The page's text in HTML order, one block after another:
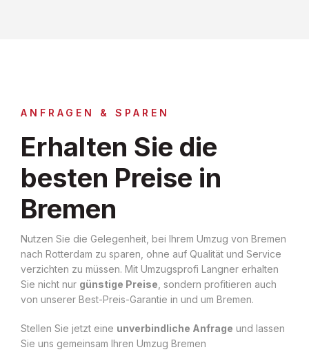
ANFRAGEN & SPAREN
Erhalten Sie die
besten Preise in
Bremen
Nutzen Sie die Gelegenheit, bei Ihrem Umzug von Bremen
nach Rotterdam zu sparen, ohne auf Qualität und Service
verzichten zu müssen. Mit Umzugsprofi Langner erhalten
Sie nicht nur günstige Preise , sondern profitieren auch
von unserer Best-Preis-Garantie in und um Bremen.
Stellen Sie jetzt eine unverbindliche Anfrage und lassen
Sie uns gemeinsam Ihren Umzug Bremen